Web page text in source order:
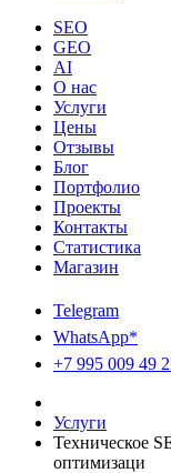
SEO
GEO
AI
О нас
Услуги
Цены
Отзывы
Блог
Портфолио
Проекты
Контакты
Статистика
Магазин
Telegram
WhatsApp*
+7 995 009 49
Услуги
Техническое
оптимизаци